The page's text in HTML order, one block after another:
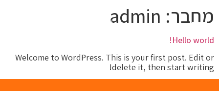
מחבר: admin
Hello world!
Welcome to WordPress. This is your first post. Edit or
delete it, then start writing!